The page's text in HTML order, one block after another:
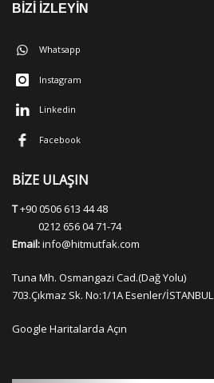
BİZİ İZLEYİN
Whatsapp
Instagram
Linkedin
Facebook
BİZE ULAŞIN
T+90 0506 613 44 48
0212 656 04 71-74
Email:info@hitmutfak.com
Tuna Mh. Osmangazi Cad.(Dağ Yolu)
703.Çıkmaz Sk. No:1/1A Esenler/İSTANBUL
Google Haritalarda Açın